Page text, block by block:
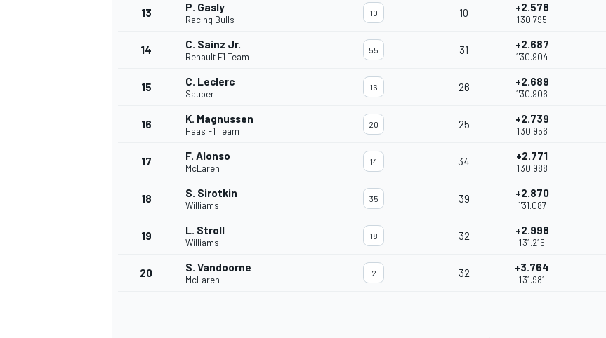
13 P. Gasly
Racing Bulls
10 10 +2.578
1'30.795
14 C. Sainz Jr.
Renault F1 Team
55 31 +2.687
1'30.904
15 C. Leclerc
Sauber
16 26 +2.689
1'30.906
16 K. Magnussen
Haas F1 Team
20 25 +2.739
1'30.956
17 F. Alonso
McLaren
14 34 +2.771
1'30.988
18 S. Sirotkin
Williams
35 39 +2.870
1'31.087
19 L. Stroll
Williams
18 32 +2.998
1'31.215
20 S. Vandoorne
McLaren
2 32 +3.764
1'31.981